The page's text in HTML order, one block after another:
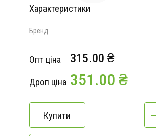
Характеристики
Бренд
Опт ціна 315.00 ₴
Дроп ціна 351.00 ₴
Купити